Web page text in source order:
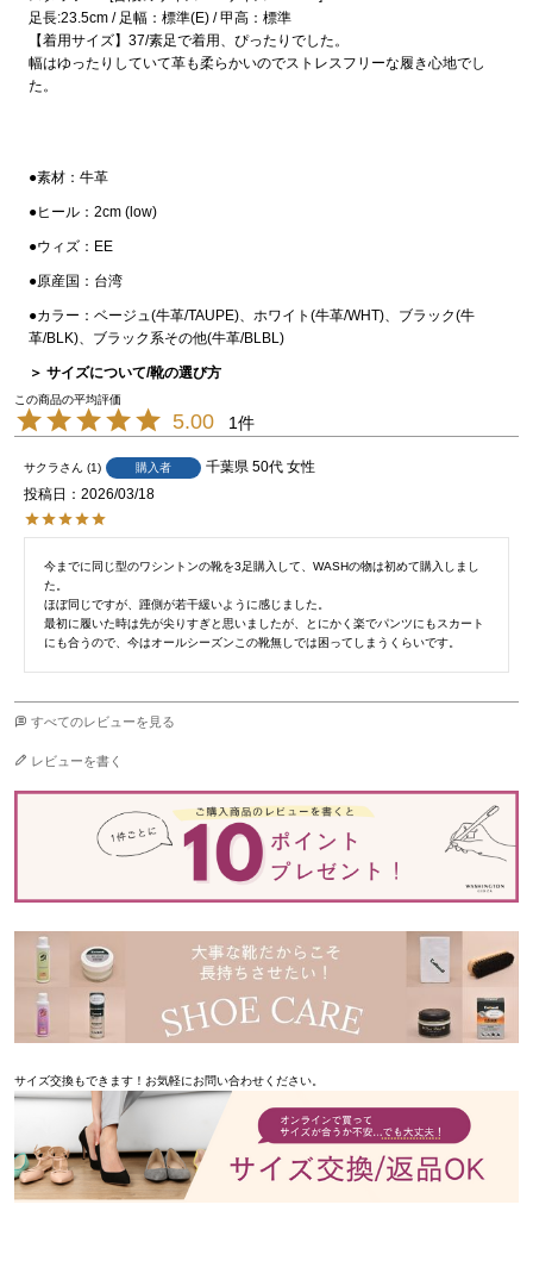
足長:23.5cm / 足幅：標準(E) / 甲高：標準
【着用サイズ】37/素足で着用、ぴったりでした。
幅はゆったりしていて革も柔らかいのでストレスフリーな履き心地でし
た。
●素材：牛革
●ヒール：2cm (low)
●ウィズ：EE
●原産国：台湾
●カラー：ベージュ(牛革/TAUPE)、ホワイト(牛革/WHT)、ブラック(牛
革/BLK)、ブラック系その他(牛革/BLBL)
＞ サイズについて/靴の選び方
5.00 1
サクラ 1 購入者 千葉県 50代 女性
投稿日
2026/03/18
今までに同じ型のワシントンの靴を3足購入して、WASHの物は初めて購入しまし
た。
ほぼ同じですが、踵側が若干緩いように感じました。
最初に履いた時は先が尖りすぎと思いましたが、とにかく楽でパンツにもスカート
にも合うので、今はオールシーズンこの靴無しでは困ってしまうくらいです。
すべてのレビューを見る
レビューを書く
サイズ交換もできます！お気軽にお問い合わせください。